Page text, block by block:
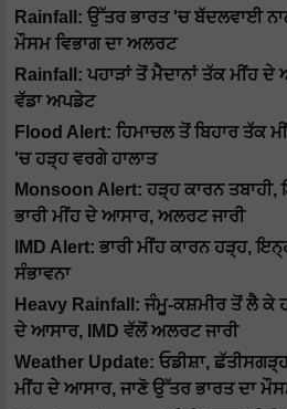
Rainfall: ਉੱਤਰ ਭਾਰਤ 'ਚ ਬੱਦਲਵਾਈ
ਮੌਸਮ ਵਿਭਾਗ ਦਾ ਅਲਰਟ
Rainfall: ਪਹਾੜਾਂ ਤੋਂ ਮੈਦਾਨਾਂ ਤੱਕ ਮੀਂਹ
ਵੱਡਾ ਅਪਡੇਟ
Flood Alert: ਹਿਮਾਚਲ ਤੋਂ ਬਿਹਾਰ ਤੱਕ
'ਚ ਹੜ੍ਹ ਵਰਗੇ ਹਾਲਾਤ
Monsoon Alert: ਹੜ੍ਹ ਕਾਰਨ
ਭਾਰੀ ਮੀਂਹ ਦੇ ਆਸਾਰ, ਅਲਰਟ ਜਾਰੀ
IMD Alert: ਭਾਰੀ ਮੀਂਹ ਕਾਰਨ ਹੜ੍ਹ,
ਸੰਭਾਵਨਾ
Heavy Rainfall: ਜੰਮੂ-ਕਸ਼ਮੀਰ ਤੋਂ ਲੈ ਕੇ
ਦੇ ਆਸਾਰ, IMD ਵੱਲੋਂ ਅਲਰਟ ਜਾਰੀ
Weather Update: ਓਡੀਸ਼ਾ,
ਮੀਂਹ ਦੇ ਆਸਾਰ, ਜਾਣੋ ਉੱਤਰ ਭਾਰਤ ਦਾ